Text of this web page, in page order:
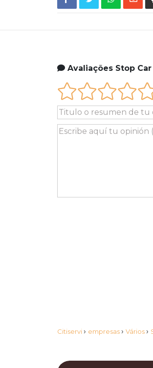
Avaliações Stop
Citiservi › empresas › Vários ›